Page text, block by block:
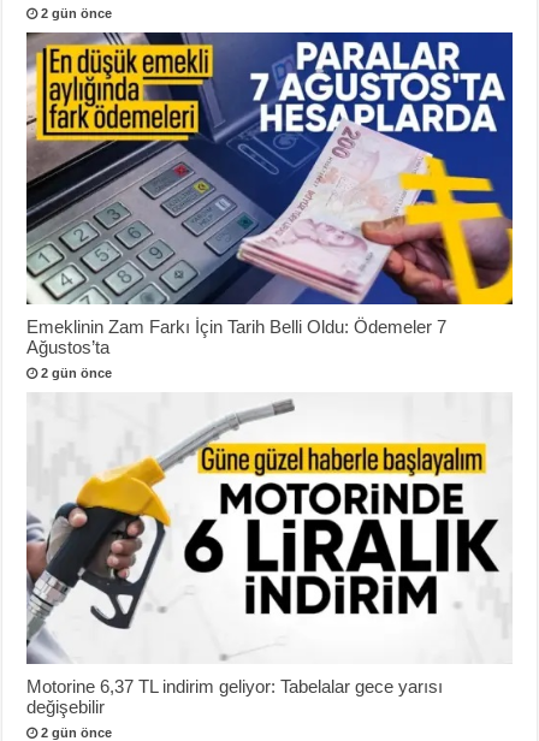
2 gün önce
Emeklinin Zam Farkı İçin Tarih Belli Oldu: Ödemeler 7
Ağustos’ta
2 gün önce
Motorine 6,37 TL indirim geliyor: Tabelalar gece yarısı
değişebilir
2 gün önce